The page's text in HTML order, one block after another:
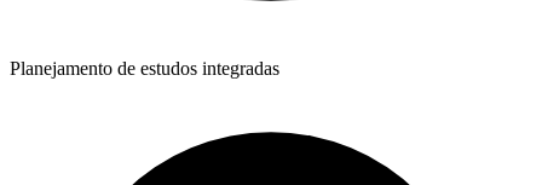
Planejamento de estudos integradas